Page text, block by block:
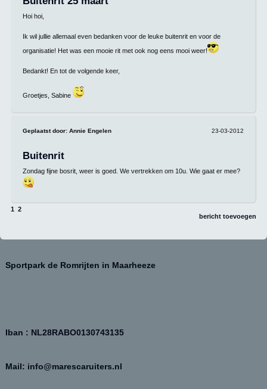
Hoi hoi,
Ik wil jullie allemaal even bedanken voor de leuke buitenrit en voor de
organisatie! Het was een mooie rit met ook nog eens mooi weer!
Bedankt! En tot de volgende keer,
Groetjes, Sabine
23-03-2012
Geplaatst door: Annie Engelen
Buitenrit
Zondag fijne bosrit, weer is goed. We vertrekken om 10u. Wie gaat er mee?
1 2
bericht toevoegen
Sportpark de Romrijten in Maarheeze
Iban : NL28RABO0130743135
Mail: info@marescaruiters.nl